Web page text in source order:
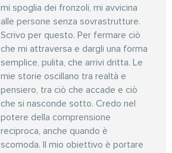
mi spoglia dei fronzoli, mi avvicina
alle persone senza sovrastrutture.
Scrivo per questo. Per fermare ciò
che mi attraversa e dargli una forma
semplice, pulita, che arrivi dritta. Le
mie storie oscillano tra realtà e
pensiero, tra ciò che accade e ciò
che si nasconde sotto. Credo nel
potere della comprensione
reciproca, anche quando è
scomoda. Il mio obiettivo è portare